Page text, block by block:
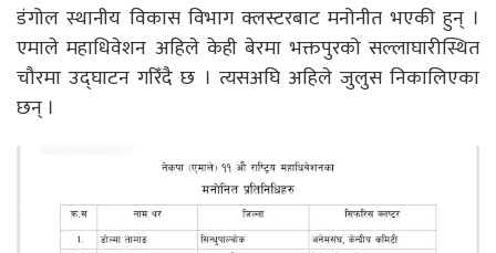
डंगोल स्थानीय विकास विभाग क्लस्टरबाट मनोनीत भएकी हुन् ।
एमाले महाधिवेशन अहिले केही बेरमा भक्तपुरको सल्लाघारीस्थित
चौरमा उद्घाटन गरिँदै छ । त्यसअघि अहिले जुलुस निकालिएका
छन् ।